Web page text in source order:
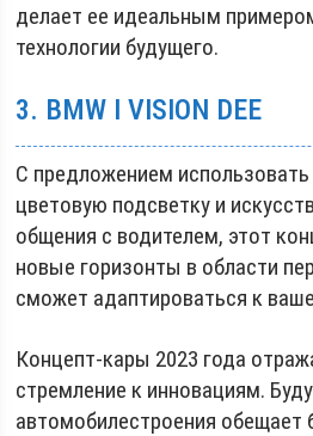
делает ее идеальным
технологии будущего.
3. BMW I VISION DEE
С предложением
цветовую подсветку и
общения с водителем, этот
новые горизонты в области
сможет адаптироваться к
Концепт-кары 2023 года
стремление к инновациям.
автомобилестроения обещает